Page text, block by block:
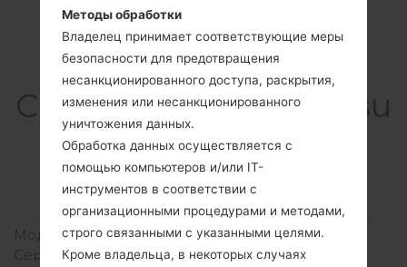
СпецификацияSamsu
ng SM-T805KGalaxy
Tab S 10.5
Модель и ее характеристики
Модель
SamsungSM-T805K
Серия
Galaxy Tab S 10.5
Методы обработки
Владелец принимает соответствующие меры
безопасности для предотвращения
несанкционированного доступа, раскрытия,
изменения или несанкционированного
уничтожения данных.
Обработка данных осуществляется с
помощью компьютеров и/или IT-
инструментов в соответствии с
организационными процедурами и методами,
строго связанными с указанными целями.
Кроме владельца, в некоторых случаях